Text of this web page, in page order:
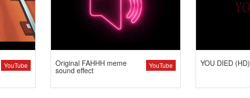
YouTube YouTube
Original FAHHH meme
sound effect
YOU DIED (HD)